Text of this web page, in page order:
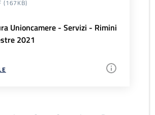
(167KB)
Unioncamere - Servizi - Rimini
2021